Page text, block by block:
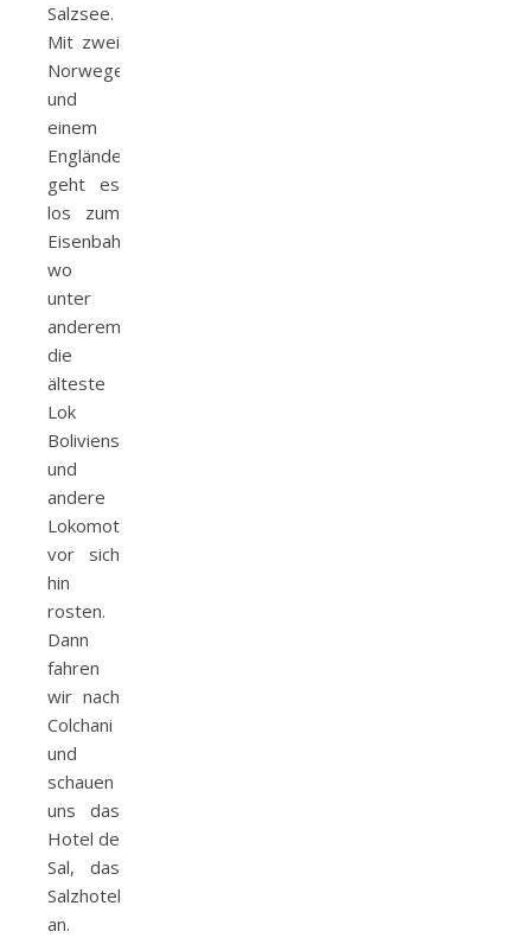
Salzsee.
Mit zwei
Norwegerinnen
und
einem
Engländer
geht es
los zum
Eisenbahnfriedhof,
wo
unter
anderem
die
älteste
Lok
Boliviens
und
andere
Lokomotiven
vor sich
hin
rosten.
Dann
fahren
wir nach
Colchani
und
schauen
uns das
Hotel de
Sal, das
Salzhotel
an.